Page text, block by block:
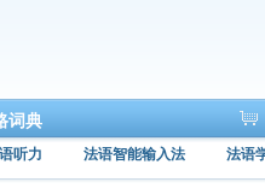
词典
听力 法语智能输入法 法语